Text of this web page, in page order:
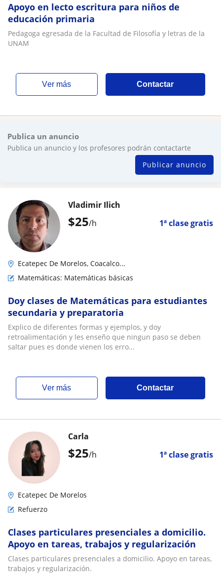
Apoyo en lecto escritura para niños de
educación primaria
Pedagoga egresada de la Facultad de Filosofía y letras de la
UNAM
ver más Contactar
Publica un anuncio
Publica un anuncio y los profesores podrán contactarte
Publicar anuncio
$25/h 1ª clase gratis
Vladimir Ilich
Ecatepec De Morelos, Coacalco...
Matemáticas: Matemáticas básicas
Doy clases de Matemáticas para estudiantes
secundaria y preparatoria
Explico de diferentes formas y ejemplos, y doy
retroalimentación y les enseño que ningun paso se deben
saltar pues es donde vienen los erro...
ver más Contactar
$25/h 1ª clase gratis
Carla
Ecatepec De Morelos
Refuerzo
Clases particulares presenciales a domicilio.
Apoyo en tareas, trabajos y regularización
Clases particulares presenciales a domicilio. Apoyo en tareas,
trabajos y regularización.